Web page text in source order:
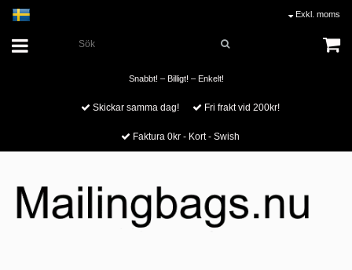
Exkl. moms
Snabbt! – Billigt! – Enkelt!
Skickar samma dag! Fri frakt vid 200kr!
Faktura 0kr - Kort - Swish